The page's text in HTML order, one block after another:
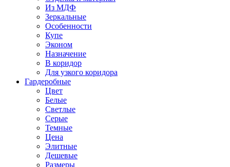
Из МДФ
Зеркальные
Особенности
Купе
Эконом
Назначение
В коридор
Для узкого коридора
Гардеробные
Цвет
Белые
Светлые
Серые
Темные
Цена
Элитные
Дешевые
Размеры